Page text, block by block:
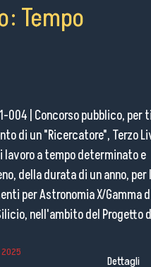
Tempo
004 Concorso pubblico, per
di un "Ricercatore", Terzo
a tempo determinato e
della durata di un anno, per
per Astronomia X/Gamma
nell'ambito del Progetto
Dettagli